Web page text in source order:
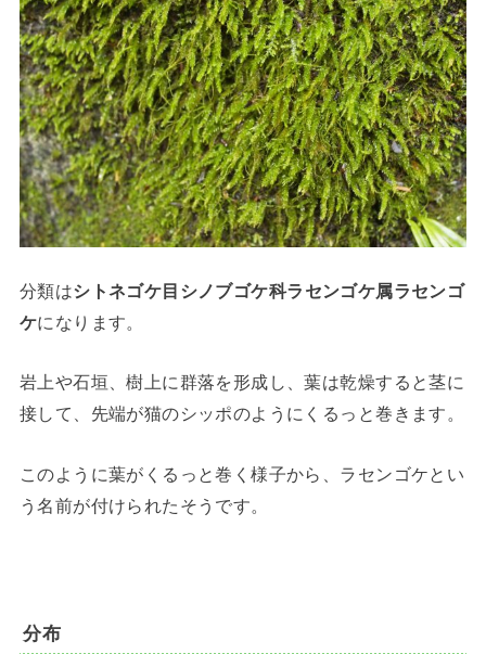
分類はシトネゴケ目シノブゴケ科ラセンゴケ属ラセンゴ
ケになります。
岩上や石垣、樹上に群落を形成し、葉は乾燥すると茎に
接して、先端が猫のシッポのようにくるっと巻きます。
このように葉がくるっと巻く様子から、ラセンゴケとい
う名前が付けられたそうです。
分布